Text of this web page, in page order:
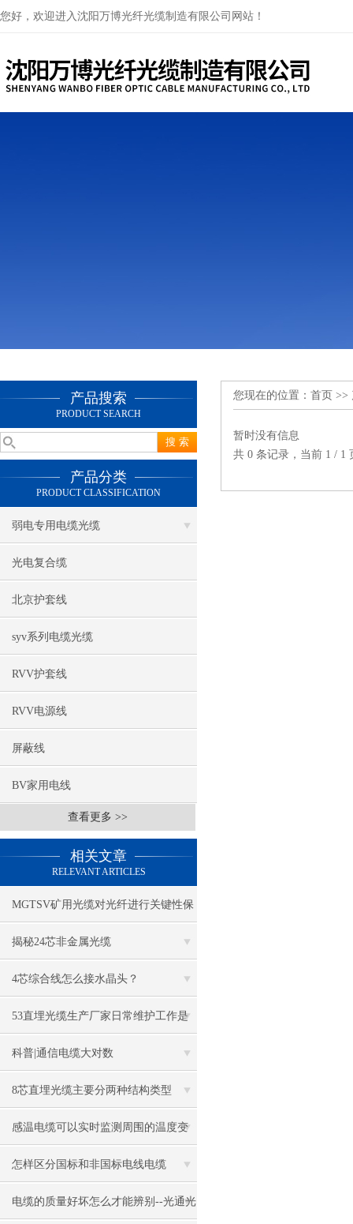
您好，欢迎进入沈阳万博光纤光缆制造有限公司网站！
产品搜索
PRODUCT SEARCH
产品分类
PRODUCT CLASSIFICATION
弱电专用电缆光缆
光电复合缆
北京护套线
syv系列电缆光缆
RVV护套线
RVV电源线
屏蔽线
BV家用电线
查看更多 >>
相关文章
RELEVANT ARTICLES
MGTSV矿用光缆对光纤进行关键性保
护
揭秘24芯非金属光缆
4芯综合线怎么接水晶头？
53直埋光缆生产厂家日常维护工作是
什么
科普|通信电缆大对数
8芯直埋光缆主要分两种结构类型
感温电缆可以实时监测周围的温度变
化
怎样区分国标和非国标电线电缆
电缆的质量好坏怎么才能辨别--光通光
您现在的位置： 首页 >>
暂时没有信息
共 0 条记录，当前 1 /